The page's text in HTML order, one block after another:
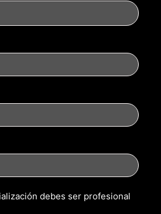
debes ser profesional